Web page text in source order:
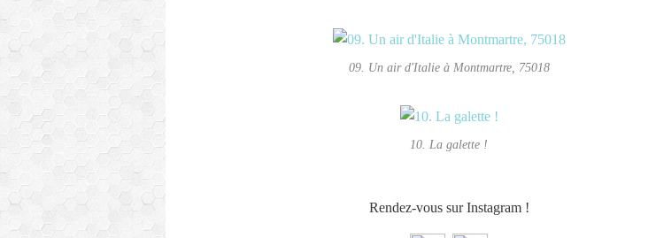
09. Un air d'Italie à Montmartre, 75018
10. La galette !
Rendez-vous sur Instagram !